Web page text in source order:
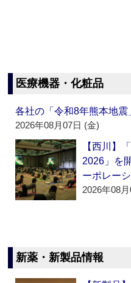
医療機器・化粧品
各社の「令和8年熊本地震
2026年08月07日 (金)
【西川】
2026」を
ーポレー
2026年08
新薬・新製品情報